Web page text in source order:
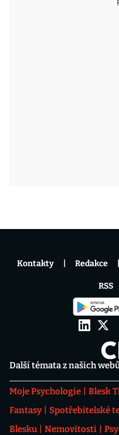
Další témata z našich
Moje Psychologie Blesk
Fantasy
Spotřebitelské
Blesku
Nemovitosti
Kontakty Redakce
RSS